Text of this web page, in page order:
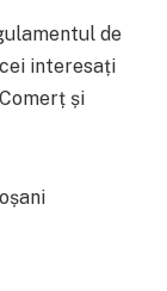
de
interesați
și